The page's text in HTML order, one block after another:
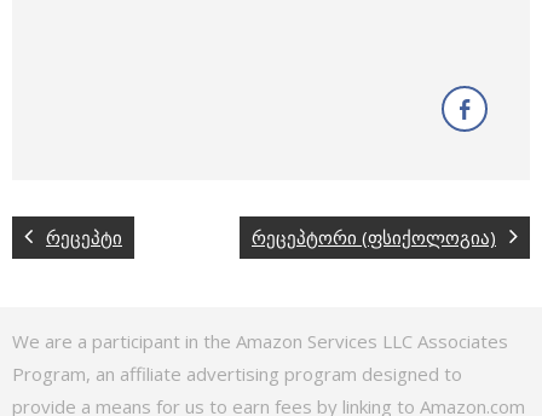
რეცეპტი რეცეპტორი (ფსიქოლოგია)
We are a participant in the Amazon Services LLC Associates
Program, an affiliate advertising program designed to
provide a means for us to earn fees by linking to Amazon.com